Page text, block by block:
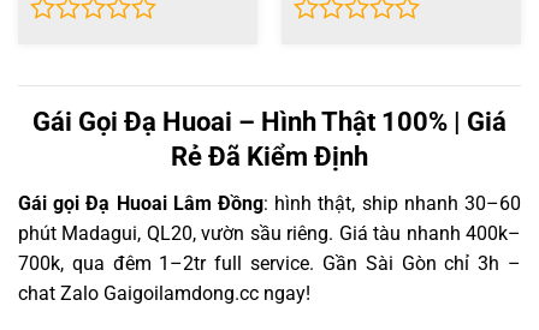
5
5
Gái Gọi Đạ Huoai – Hình Thật 100% | Giá
Rẻ Đã Kiểm Định
Gái gọi Đạ Huoai Lâm Đồng: hình thật, ship nhanh 30–60
phút Madagui, QL20, vườn sầu riêng. Giá tàu nhanh 400k–
700k, qua đêm 1–2tr full service. Gần Sài Gòn chỉ 3h –
chat Zalo Gaigoilamdong.cc ngay!